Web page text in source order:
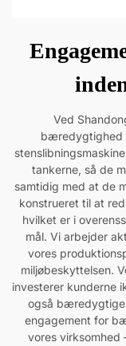
Ved
bæredygtighed
tankerne, så de
samtidig med at de
konstrueret til at
hvilket er i
mål. Vi arbejder
vores
miljøbeskyttelsen.
investerer kunderne
også bæredygtige
engagement for
vores virksomhed